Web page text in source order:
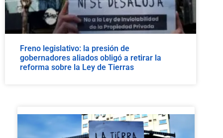
Freno legislativo: la presión de
gobernadores aliados obligó a retirar la
reforma sobre la Ley de Tierras